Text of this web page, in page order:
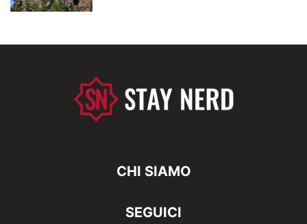
CHI SIAMO
SEGUICI